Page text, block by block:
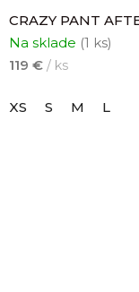
CRAZY PANT
Na sklade (1 ks)
119 € / ks
XS S M L